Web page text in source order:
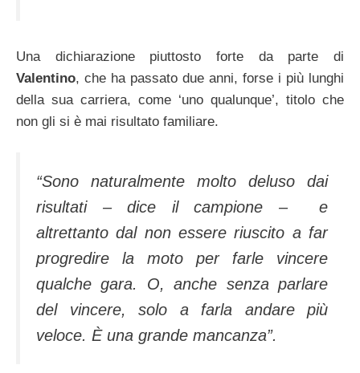
Una dichiarazione piuttosto forte da parte di
Valentino, che ha passato due anni, forse i più lunghi
della sua carriera, come ‘uno qualunque’, titolo che
non gli si è mai risultato familiare.
“Sono naturalmente molto deluso dai
risultati – dice il campione – e
altrettanto dal non essere riuscito a far
progredire la moto per farle vincere
qualche gara. O, anche senza parlare
del vincere, solo a farla andare più
veloce. È una grande mancanza”.